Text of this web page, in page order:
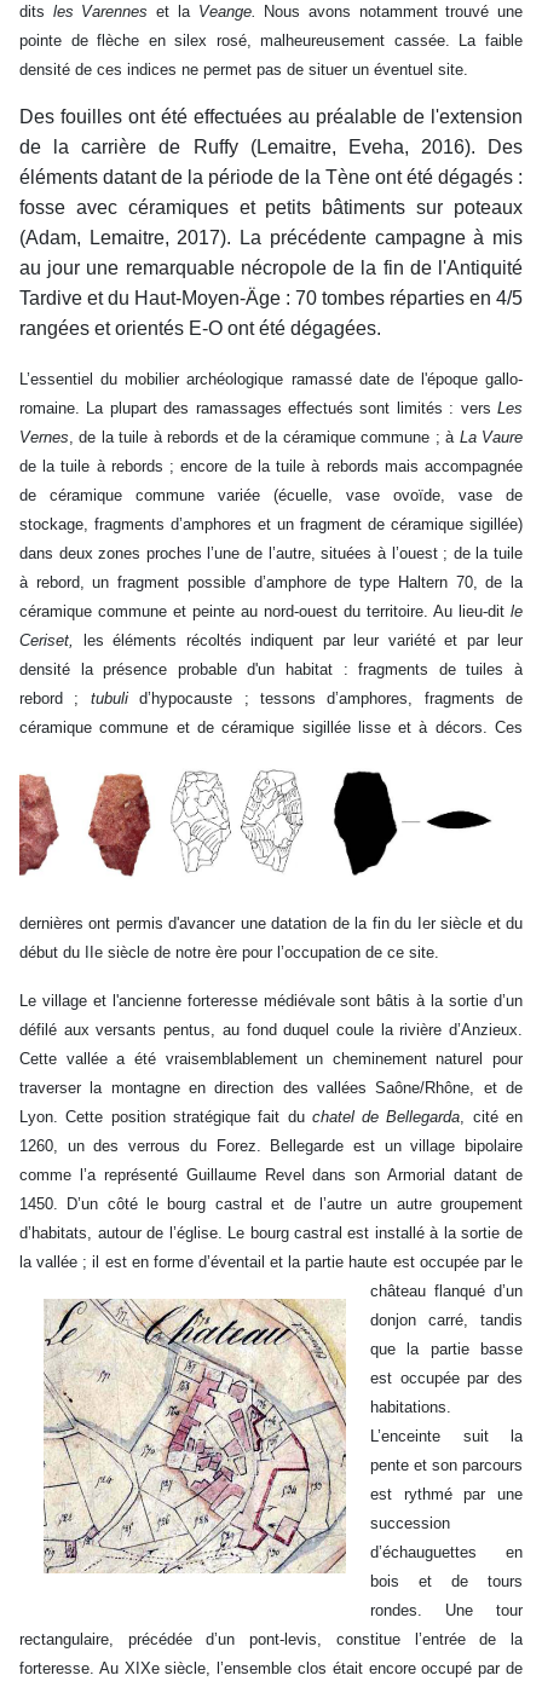
dits les Varenneset la Veange.
Nous avons notamment trouvé une
pointe de flèche en silex rosé, malheureusement cassée. La faible
densité de ces indices ne permet pas de situer un éventuel site.
Des fouilles ont été effectuées au préalable de l'extension
de la carrière de Ruffy (Lemaitre, Eveha, 2016). Des
éléments datant de la période de la Tène ont été dégagés :
fosse avec céramiques et petits bâtiments sur poteaux
(Adam, Lemaitre, 2017). La précédente campagne à mis
au jour une remarquable nécropole de la fin de l'Antiquité
Tardive et du Haut-Moyen-Äge : 70 tombes réparties en 4/5
rangées et orientés E-O ont été dégagées.
L’essentiel du mobilier archéologique ramassé date de l'époque gallo-
romaine. La plupart des ramassages effectués sont limités : vers Les
Vernes, de la tuile à rebords et de la céramique commune ; à La Vaure
de la tuile à rebords ; encore de la tuile à rebords mais accompagnée
de céramique commune variée (écuelle, vase ovoïde, vase de
stockage, fragments d’amphores et un fragment de céramique sigillée)
dans deux zones proches l’une de l’autre, situées à l’ouest ; de la tuile
à rebord, un fragment possible d’amphore de type Haltern 70, de la
céramique commune et peinte au nord-ouest du territoire. Au lieu-dit le
Ceriset,
les éléments récoltés indiquent par leur variété et par leur
densité la présence probable d'un habitat : fragments de tuiles à
rebord ; tubulid’hypocauste ; tessons d’amphores, fragments de
céramique commune et de céramique sigillée lisseet à décors. Ces
dernières ont permis d'avancer une datation de la fin du Ier siècle et du
début du IIe siècle de notre ère pour l’occupation de ce site.
Le village et l'ancienne forteresse médiévale sont bâtis à la sortie d’un
défilé aux versants pentus, au fond duquel coule la rivière d’Anzieux.
Cette vallée a été vraisemblablement un cheminement naturel pour
traverser la montagne en direction des vallées Saône/Rhône, et de
Lyon. Cette position stratégique fait du chatel de Bellegarda, cité en
1260, un des verrous du Forez. Bellegarde est un village bipolaire
comme l’a représenté Guillaume Revel dans son Armorial datant de
1450. D’un côté le bourg castral et de l’autre un autre groupement
d’habitats, autour de l’église. Le bourg castral est installé à la sortie de
la vallée ; il est en forme d’éventail et la partie haute est occupée par le
château flanqué d’un
donjon carré, tandis
que la partie basse
est occupée par des
habitations.
L’enceinte suit la
pente et son parcours
est rythmé par une
succession
d’échauguettes en
bois et de tours
rondes. Une tour
rectangulaire, précédée d’un pont-levis, constitue l’entrée de la
forteresse. Au XIXe siècle, l’ensemble clos était encore occupé par de